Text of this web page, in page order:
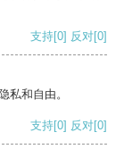
支持[0] 反对[0]
私和自由。
支持[0] 反对[0]